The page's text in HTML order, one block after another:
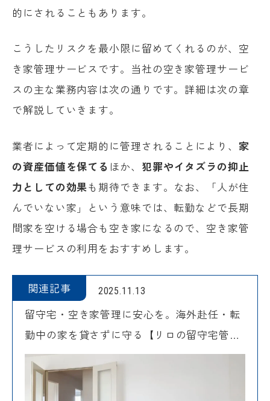
的にされることもあります。
こうしたリスクを最小限に留めてくれるのが、空
き家管理サービスです。当社の空き家管理サービ
スの主な業務内容は次の通りです。詳細は次の章
で解説していきます。
業者によって定期的に管理されることにより、 家
の資産価値を保てる ほか、 犯罪やイタズラの抑止
力としての効果も期待できます。なお、「人が住
んでいない家」という意味では、転勤などで長期
間家を空ける場合も空き家になるので、空き家管
理サービスの利用をおすすめします。
関連記事 2025.11.13
留守宅・空き家管理に安心を。海外赴任・転
勤中の家を貸さずに守る【リロの留守宅管
理】